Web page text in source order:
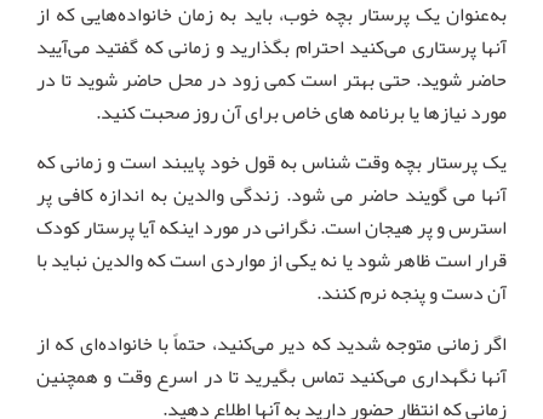
به‌عنوان یک پرستار بچه خوب، باید به زمان خانواده‌هایی که از
آنها پرستاری می‌کنید احترام بگذارید و زمانی که گفتید می‌آیید
حاضر شوید. حتی بهتر است کمی زود در محل حاضر شوید تا در
مورد نیازها یا برنامه های خاص برای آن روز صحبت کنید.
یک پرستار بچه وقت شناس به قول خود پایبند است و زمانی که
آنها می گویند حاضر می شود. زندگی والدین به اندازه کافی پر
استرس و پر هیجان است. نگرانی در مورد اینکه آیا پرستار کودک
قرار است ظاهر شود یا نه یکی از مواردی است که والدین نباید با
آن دست و پنجه نرم کنند.
اگر زمانی متوجه شدید که دیر می‌کنید، حتماً با خانواده‌ای که از
آنها نگهداری می‌کنید تماس بگیرید تا در اسرع وقت و همچنین
زمانی که انتظار حضور دارید به آنها اطلاع دهید.